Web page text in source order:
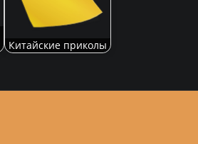
Китайские приколы